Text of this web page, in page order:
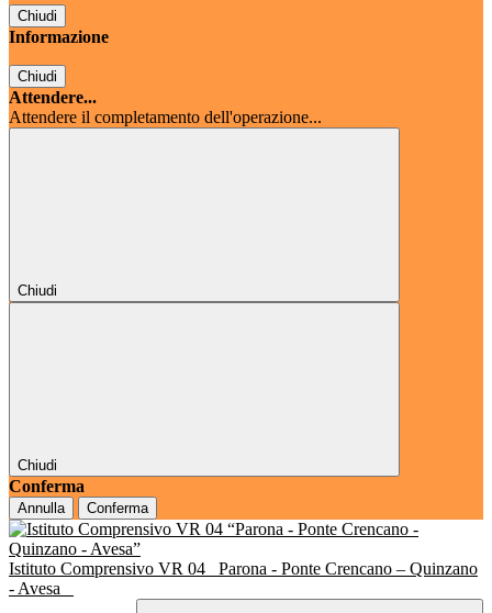
Chiudi
Informazione
Chiudi
Attendere...
Attendere il completamento dell'operazione...
Chiudi
Chiudi
Conferma
Annulla Conferma
Istituto Comprensivo VR 04
Parona - Ponte Crencano – Quinzano
- Avesa